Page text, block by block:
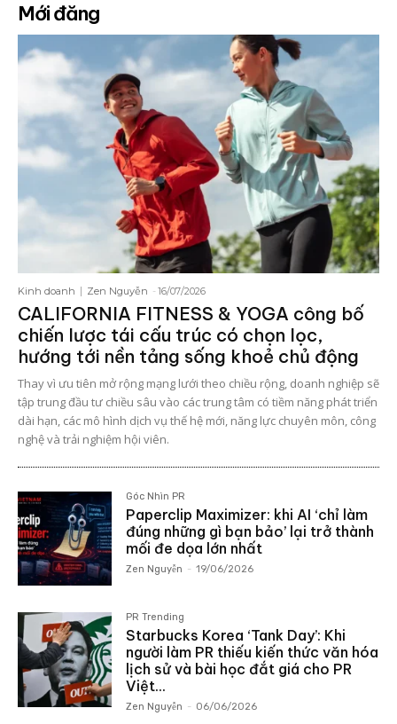
Mới đăng
Kinh doanh Zen Nguyễn - 16/07/2026
CALIFORNIA FITNESS & YOGA công bố
chiến lược tái cấu trúc có chọn lọc,
hướng tới nền tảng sống khoẻ chủ động
Thay vì ưu tiên mở rộng mạng lưới theo chiều rộng, doanh nghiệp sẽ
tập trung đầu tư chiều sâu vào các trung tâm có tiềm năng phát triển
dài hạn, các mô hình dịch vụ thế hệ mới, năng lực chuyên môn, công
nghệ và trải nghiệm hội viên.
Góc Nhìn PR
Paperclip Maximizer: khi AI ‘chỉ làm
đúng những gì bạn bảo’ lại trở thành
mối đe dọa lớn nhất
Zen Nguyễn - 19/06/2026
PR Trending
Starbucks Korea ‘Tank Day’: Khi
người làm PR thiếu kiến thức văn hóa
lịch sử và bài học đắt giá cho PR
Việt...
Zen Nguyễn - 06/06/2026